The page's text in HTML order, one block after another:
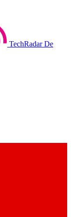
TechRadar De